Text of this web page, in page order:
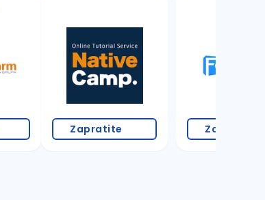
Zapratite Zapratite